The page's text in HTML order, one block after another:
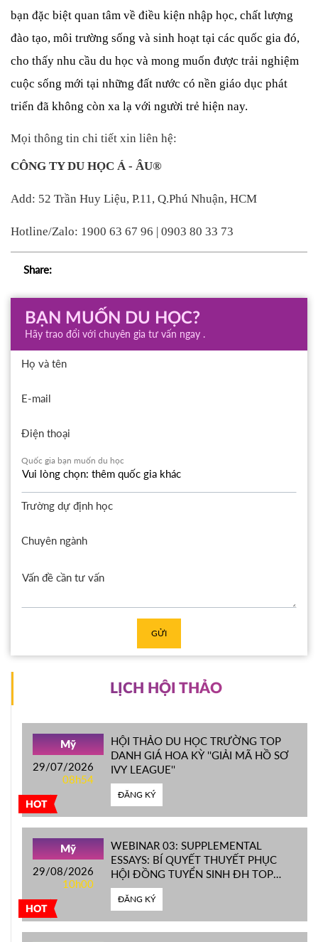
bạn đặc biệt quan tâm về điều kiện nhập học, chất lượng
đào tạo, môi trường sống và sinh hoạt tại các quốc gia đó,
cho thấy nhu cầu du học và mong muốn được trải nghiệm
cuộc sống mới tại những đất nước có nền giáo dục phát
triển đã không còn xa lạ với người trẻ hiện nay.
Mọi thông tin chi tiết xin liên hệ:
CÔNG TY DU HỌC Á - ÂU®
Add: 52 Trần Huy Liệu, P.11, Q.Phú Nhuận, HCM
Hotline/Zalo: 1900 63 67 96 | 0903 80 33 73
Share:
BẠN MUỐN DU HỌC?
Hãy trao đổi với chuyên gia tư vấn ngay .
Họ và tên
E-mail
Điện thoại
Quốc gia bạn muốn du học
Trường dự định học
Chuyên ngành
GỬI
LỊCH HỘI THẢO
HOT
Mỹ
29/07/2026
08h54
HỘI THẢO DU HỌC TRƯỜNG TOP
DANH GIÁ HOA KỲ ''GIẢI MÃ HỒ SƠ
IVY LEAGUE''
ĐĂNG KÝ
HOT
Mỹ
29/08/2026
10h00
WEBINAR 03: SUPPLEMENTAL
ESSAYS: BÍ QUYẾT THUYẾT PHỤC
HỘI ĐỒNG TUYỂN SINH ĐH TOP
ĐẦU MỸ
ĐĂNG KÝ